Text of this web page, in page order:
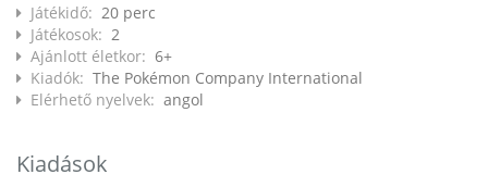
Játékidő: 20 perc
Játékosok: 2
Ajánlott életkor: 6+
Kiadók: The Pokémon Company International
Elérhető nyelvek: angol
Kiadások